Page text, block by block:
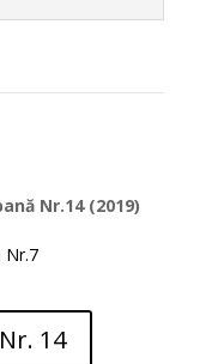
Nr.14 (2019)
14